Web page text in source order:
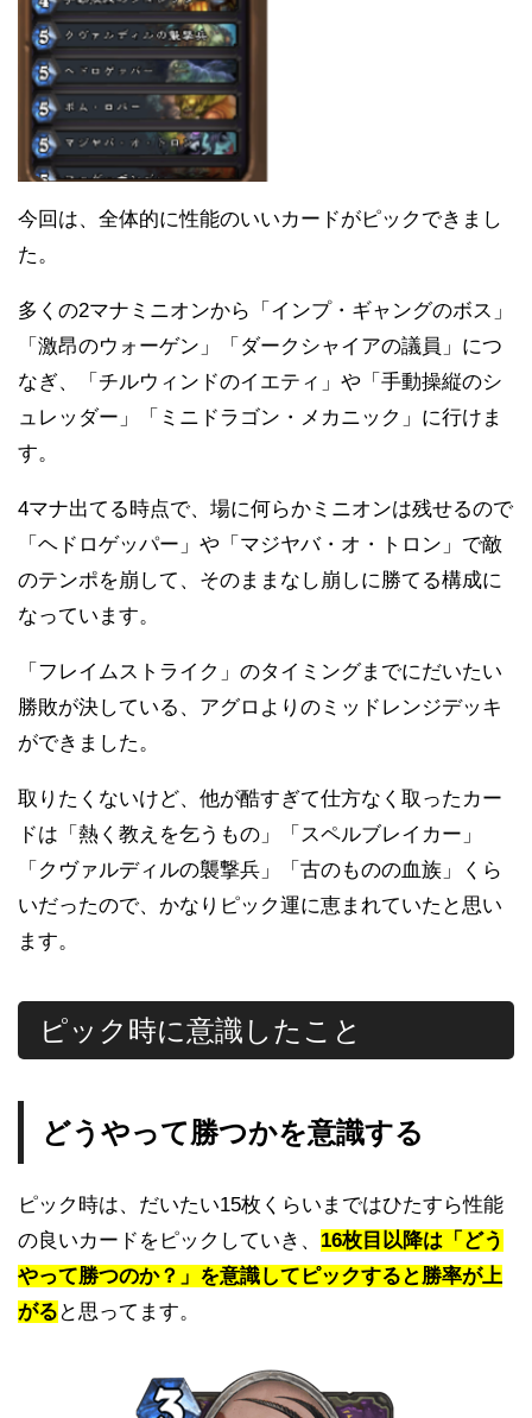
今回は、全体的に性能のいいカードがピックできまし
た。
多くの2マナミニオンから「インプ・ギャングのボス」
「激昂のウォーゲン」「ダークシャイアの議員」につ
なぎ、「チルウィンドのイエティ」や「手動操縦のシ
ュレッダー」「ミニドラゴン・メカニック」に行けま
す。
4マナ出てる時点で、場に何らかミニオンは残せるので
「ヘドロゲッパー」や「マジヤバ・オ・トロン」で敵
のテンポを崩して、そのままなし崩しに勝てる構成に
なっています。
「フレイムストライク」のタイミングまでにだいたい
勝敗が決している、アグロよりのミッドレンジデッキ
ができました。
取りたくないけど、他が酷すぎて仕方なく取ったカー
ドは「熱く教えを乞うもの」「スペルブレイカー」
「クヴァルディルの襲撃兵」「古のものの血族」くら
いだったので、かなりピック運に恵まれていたと思い
ます。
ピック時に意識したこと
どうやって勝つかを意識する
ピック時は、だいたい15枚くらいまではひたすら性能
の良いカードをピックしていき、 16枚目以降は「どう
やって勝つのか？」を意識してピックすると勝率が上
がる と思ってます。